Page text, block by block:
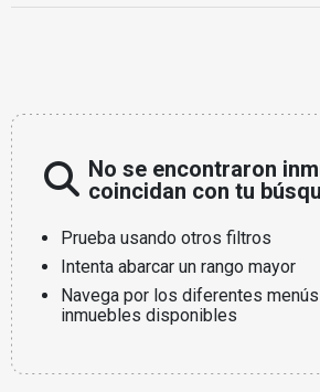
No se encontraron
coincidan con tu
Prueba usando otros filtros
Intenta abarcar un rango mayor
Navega por los diferentes
inmuebles disponibles